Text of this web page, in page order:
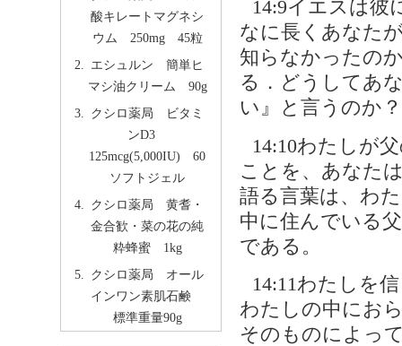
14:9イエスは彼
なに長くあなた
知らなかったの
る．どうしてあ
い』と言うのか？
14:10わたしが
ことを、あなた
語る言葉は、わ
中に住んでいる
である。
14:11わたしを
わたしの中にお
そのものによっ
酸キレートマグネシ
ウム 250mg 45粒
エシュルン 簡単ヒ
マシ油クリーム 90g
クシロ薬局 ビタミ
ンD3
125mcg(5,000IU) 60
ソフトジェル
クシロ薬局 黄耆・
金合歓・菜の花の純
粋蜂蜜 1kg
クシロ薬局 オール
インワン素肌石鹸
標準重量90g